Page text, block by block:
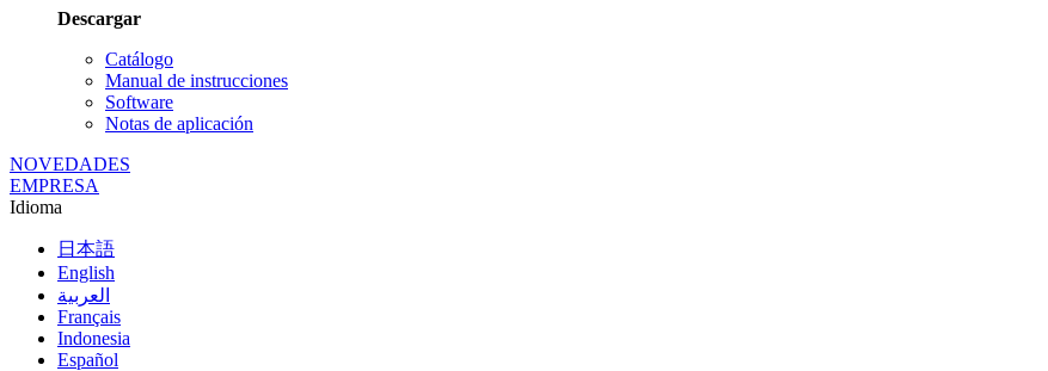
Descargar
Catálogo
Manual de instrucciones
Software
Notas de aplicación
NOVEDADES
EMPRESA
Idioma
日本語
English
العربية
Français
Indonesia
Español